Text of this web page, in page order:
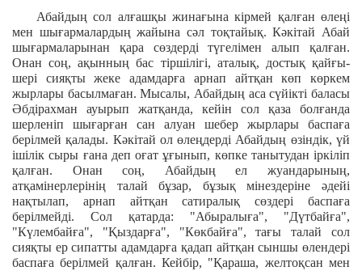
Абайдың сол алғашқы жинағына кірмей қалған өлеңі
мен шығармалардың жайына сәл тоқтайық. Кәкітай Абай
шығармаларынан қара сөздерді түгелімен алып қалған.
Онан соң, ақынның бас тіршілігі, аталық, достық қайғы-
шері сияқты жеке адамдарға арнап айтқан көп көркем
жырлары басылмаған. Мысалы, Абайдың аса сүйікті баласы
Әбдірахман ауырып жатқанда, кейін сол қаза болғанда
шерленіп шығарған сан алуан шебер жырлары баспаға
берілмей қалады. Кәкітай ол өлеңдерді Абайдың өзіндік, үй
ішілік сыры ғана деп оғат ұғынып, көпке танытудан іркіліп
қалған. Онан соң, Абайдың ел жуандарының,
атқамінерлерінің талай бұзар, бұзық мінездеріне әдейі
нақтылап, арнап айтқан сатиралық сөздері баспаға
берілмейді. Сол қатарда: "Абыралыға", "Дүтбайға",
"Күлембайға", "Қыздарға", "Көкбайға", тағы талай сол
сияқты ер сипатты адамдарға қадап айтқан сыншы өлендері
баспаға берілмей қалған. Кейбір, "Қараша, желтоқсан мен